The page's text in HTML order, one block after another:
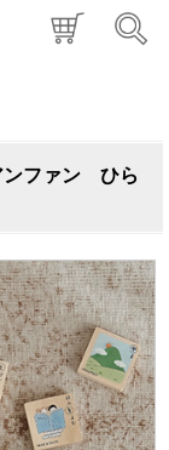
ンファン ひら